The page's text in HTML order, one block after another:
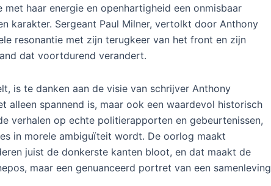
haar energie en openhartigheid een onmisbaar
karakter. Sergeant Paul Milner, vertolkt door Anthony
resonantie met zijn terugkeer van het front en zijn
dat voortdurend verandert.
is te danken aan de visie van schrijver Anthony
alleen spannend is, maar ook een waardevol historisch
verhalen op echte politierapporten en gebeurtenissen,
in morele ambiguïteit wordt. De oorlog maakt
juist de donkerste kanten bloot, en dat maakt de
maar een genuanceerd portret van een samenleving